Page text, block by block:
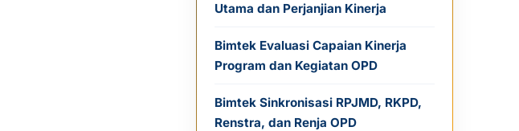
Utama dan Perjanjian Kinerja
Bimtek Evaluasi Capaian Kinerja
Program dan Kegiatan OPD
Bimtek Sinkronisasi RPJMD, RKPD,
Renstra, dan Renja OPD